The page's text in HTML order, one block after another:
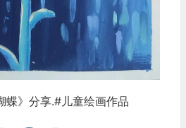
蝶》分享.#儿童绘画作品